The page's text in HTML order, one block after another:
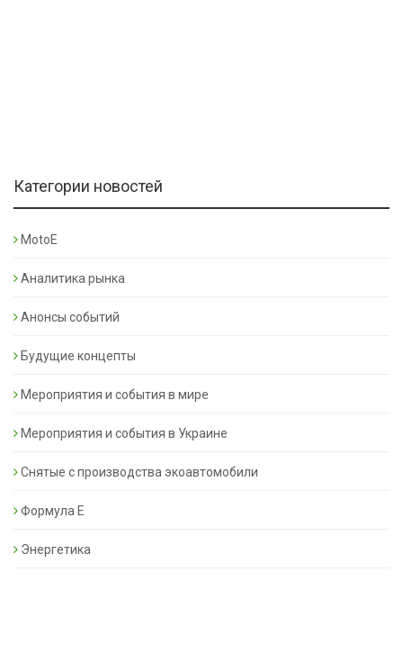
Категории новостей
MotoE
Аналитика рынка
Анонсы событий
Будущие концепты
Мероприятия и события в мире
Мероприятия и события в Украине
Снятые с производства экоавтомобили
Формула Е
Энергетика